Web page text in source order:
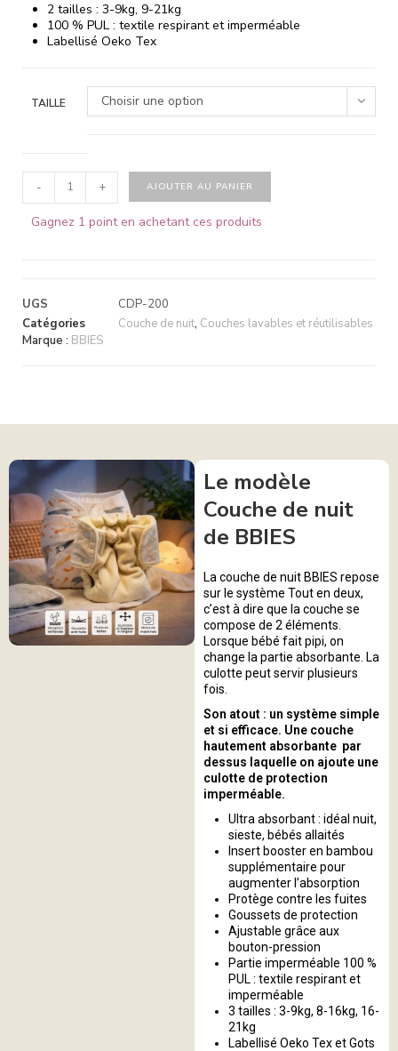
2 tailles : 3-9kg, 9-21kg
100 % PUL : textile respirant et imperméable
Labellisé Oeko Tex
TAILLE Choisir une option
- + AJOUTER AU PANIER
Gagnez 1 point en achetant ces produits
UGS
CDP-200
Catégories
Couche de nuit, Couches lavables et réutilisables
Marque : BBIES
Le modèle
Couche de nuit
de BBIES
La couche de nuit BBIES repose
sur le système Tout en deux,
c’est à dire que la couche se
compose de 2 éléments.
Lorsque bébé fait pipi, on
change la partie absorbante. La
culotte peut servir plusieurs
fois.
Son atout : un système simple
et si efficace. Une couche
hautement absorbante par
dessus laquelle on ajoute une
culotte de protection
imperméable.
Ultra absorbant : idéal nuit,
sieste, bébés allaités
Insert booster en bambou
supplémentaire pour
augmenter l’absorption
Protège contre les fuites
Goussets de protection
Ajustable grâce aux
bouton-pression
Partie imperméable 100 %
PUL : textile respirant et
imperméable
3 tailles : 3-9kg, 8-16kg, 16-
21kg
Labellisé Oeko Tex et Gots